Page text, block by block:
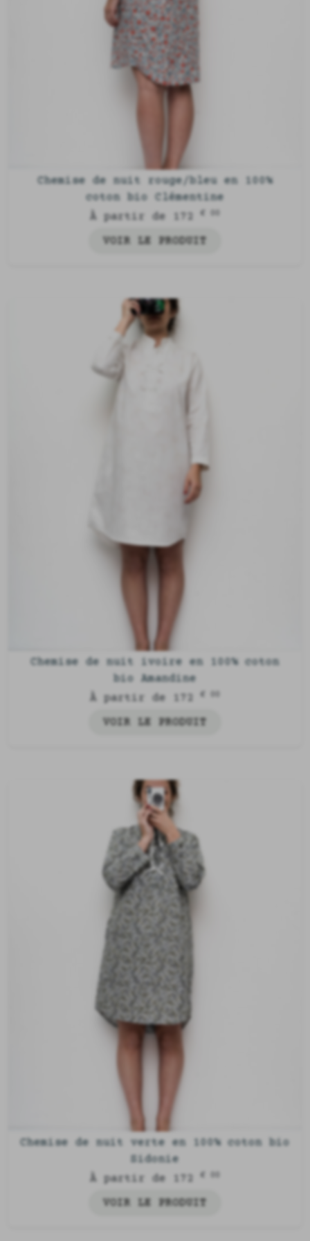
à la confection.
Chemise de nuit rouge/bleu en 100%
coton bio Clémentine
À partir de 172€ 00
VOIR LE PRODUIT
Chemise de nuit ivoire en 100% coton
bio Amandine
À partir de 172
VOIR LE PRODUIT
Chemise de nuit verte en 100% coton bio
Sidonie
À partir de 172€ 00
VOIR LE PRODUIT